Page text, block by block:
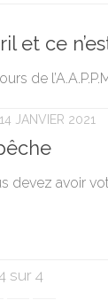
ce
de
14 JANVIER 2021
devez avoir
sur 4